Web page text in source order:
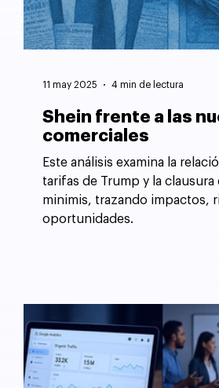
Shein frente a las
comerciales
Este análisis examina la
tarifas de Trump y la
minimis, trazando impactos,
oportunidades.
11 may 2025 4 min de lectura